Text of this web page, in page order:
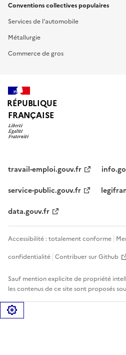
Conventions collectives populaires
Services de l'automobile
Métallurgie
Commerce de gros
RÉPUBLIQUE
FRANÇAISE
travail-emploi.gouv.fr
service-public.gouv.fr
data.gouv.fr
Accessibilité : totalement conforme
confidentialité Contribuer sur Github
Sauf mention explicite de propriété
les contenus de ce site sont proposés
Gérer les cookies